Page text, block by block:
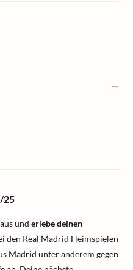
25
und erlebe deinen
den Real Madrid Heimspielen
Madrid unter anderem gegen